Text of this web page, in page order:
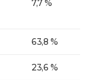
7,7 %
63,8 %
23,6 %